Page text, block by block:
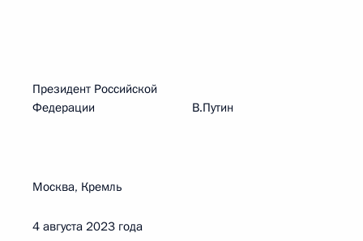
Президент Российской
Федерации В.Путин
Москва, Кремль
4 августа 2023 года